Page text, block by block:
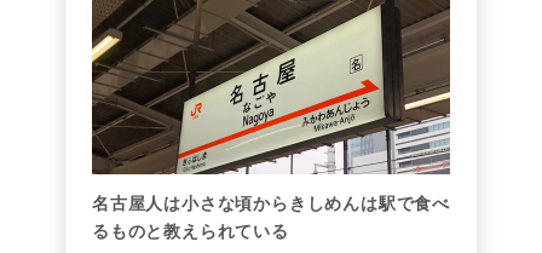
名古屋人は小さな頃からきしめんは駅で食べ
るものと教えられている